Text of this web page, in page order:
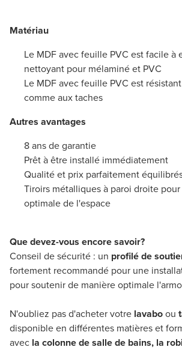
Matériau
Le MDF avec feuille PVC est facile à
nettoyant pour mélaminé et PVC
Le MDF avec feuille PVC est
comme aux taches
Autres avantages
8 ans de garantie
Prêt à être installé immédiatement
Qualité et prix parfaitement
Tiroirs métalliques à paroi droite
optimale de l'espace
Que devez-vous encore savoir?
Conseil de sécurité : un profilé de
fortement recommandé pour une
pour soutenir de manière optimale
N'oubliez pas d'acheter votre lavaboou
disponible en différentes matières et
avec la colonne de salle de bains, la